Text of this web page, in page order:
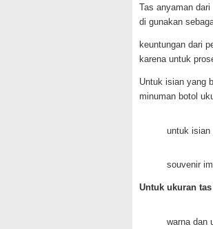
Tas anyaman
di gunakan
keuntungan dari
karena untuk
Untuk isian yang
minuman botol
untuk isian
souvenir
Untuk ukuran
warna dan